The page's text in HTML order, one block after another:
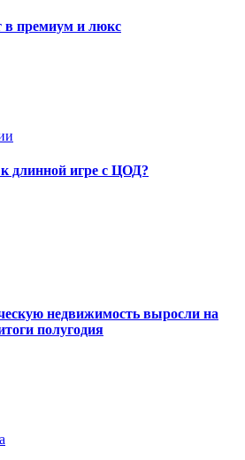
в премиум и люкс
длинной игре с ЦОД?
недвижимость выросли на
полугодия